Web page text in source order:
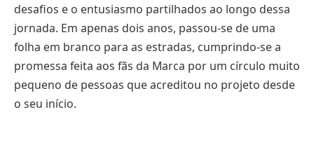
desafios e o entusiasmo partilhados ao longo dessa
jornada. Em apenas dois anos, passou-se de uma
folha em branco para as estradas, cumprindo-se a
promessa feita aos fãs da Marca por um círculo muito
pequeno de pessoas que acreditou no projeto desde
o seu início.